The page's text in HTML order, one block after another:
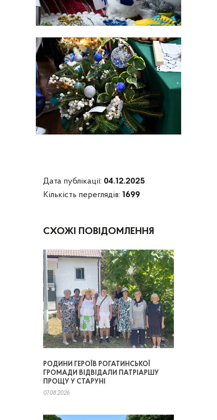
Дата публікації: 04.12.2025
Кількість переглядів: 1699
СХОЖІ ПОВІДОМЛЕННЯ
РОДИНИ ГЕРОЇВ РОГАТИНСЬКОЇ
ГРОМАДИ ВІДВІДАЛИ ПАТРІАРШУ
ПРОЩУ У СТАРУНІ
07.08.2026